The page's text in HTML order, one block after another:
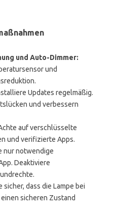
und Auto-Dimmer:
und
Updates regelmäßig.
und verbessern
auf verschlüsselte
und verifizierte Apps.
nur notwendige
Deaktiviere
sicher, dass die Lampe bei
sicheren Zustand